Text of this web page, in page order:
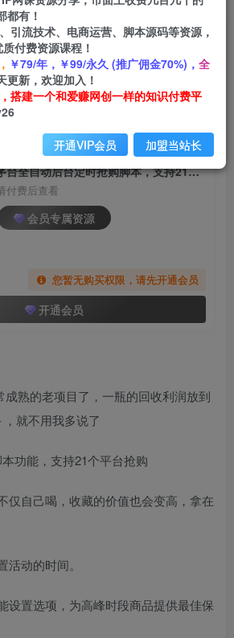
茅台全自动后台定时抢购脚
【永久脚本+详细教程】
关注 私信
（6236期）多功能茅台全自动后台定时抢购脚本，支持21个平台【永久脚本+详细教程】
付费后查看
会员专属资源
您暂无购买权限，请先开通会员
开通会员
成熟的老项目了，一瓶的回收利润放到
就不用我多说了
功能，支持21个平台抢购
仅自己喝，收藏的价值也会变高，拿在
动的时间。
设置选项，为高峰时段商品提供最佳保
都有！
引流技术、电商运营、脚本源码等资源，
付费资源课程！
￥79/年，￥99/永久 (推广佣金70%)， 全
更新，欢迎加入！
搭建一个和爱赚网创一样的知识付费平
开通VIP会员 加盟当站长